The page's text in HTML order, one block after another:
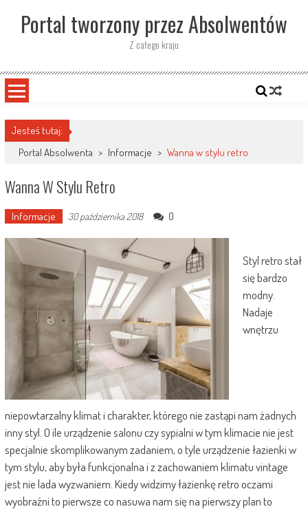
contentPortal tworzony przez Absolwentów
Z całego kraju
Jesteś tutaj:
Portal Absolwenta > Informacje > Wanna w stylu retro
Wanna W Stylu Retro
Informacje 30 października 2018 0
Styl retro stał
się bardzo
modny.
Nadaje
wnętrzu
niepowtarzalny klimat i charakter, którego nie zastąpi nam żadnych
inny styl. O ile urządzenie salonu czy sypialni w tym klimacie nie jest
specjalnie skomplikowanym zadaniem, o tyle urządzenie łazienki w
tym stylu, aby była funkcjonalna i z zachowaniem klimatu vintage
jest nie lada wyzwaniem. Kiedy widzimy łazienkę retro oczami
wyobraźni to pierwsze co nasuwa nam się na pierwszy plan to